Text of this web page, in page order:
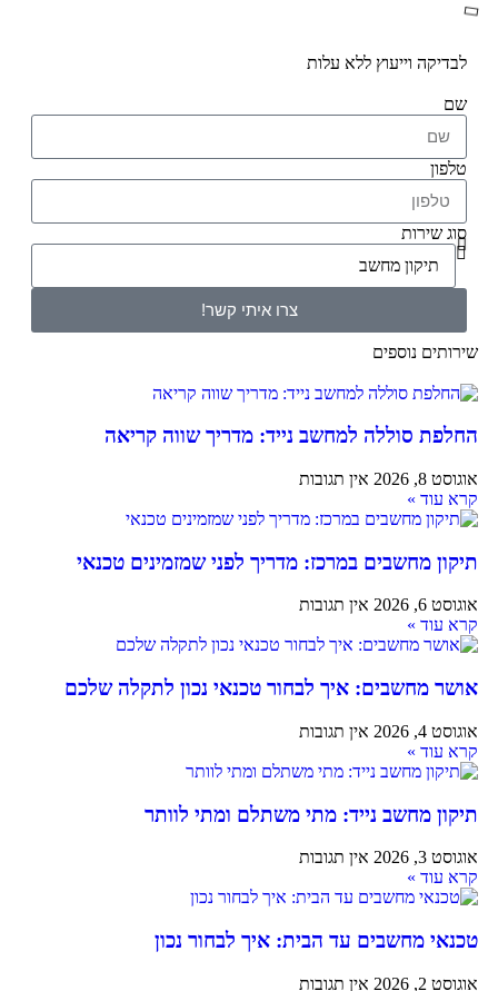
לבדיקה וייעוץ ללא עלות
שם
טלפון
סוג שירות
צרו איתי קשר!
שירותים נוספים
החלפת סוללה למחשב נייד: מדריך שווה קריאה
אוגוסט 8, 2026
אין תגובות
קרא עוד »
תיקון מחשבים במרכז: מדריך לפני שמזמינים טכנאי
אוגוסט 6, 2026
אין תגובות
קרא עוד »
אושר מחשבים: איך לבחור טכנאי נכון לתקלה שלכם
אוגוסט 4, 2026
אין תגובות
קרא עוד »
תיקון מחשב נייד: מתי משתלם ומתי לוותר
אוגוסט 3, 2026
אין תגובות
קרא עוד »
טכנאי מחשבים עד הבית: איך לבחור נכון
אוגוסט 2, 2026
אין תגובות